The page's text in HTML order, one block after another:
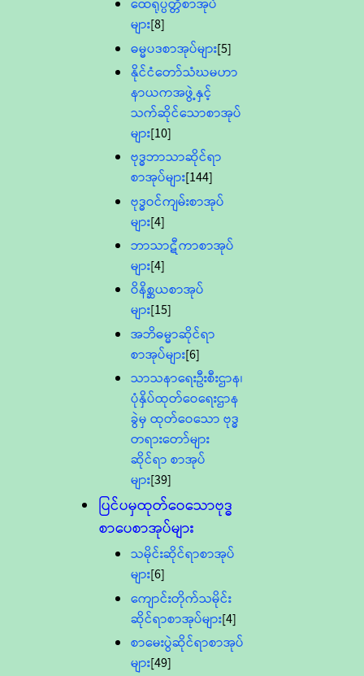
ထေရုပ္ပတ္တိစာအုပ်
များ[8]
ဓမ္မပဒစာအုပ်များ[5]
နိုင်ငံတော်သံဃမဟာ
နာယကအဖွဲ့နှင့်
သက်ဆိုင်သောစာအုပ်
များ[10]
ဗုဒ္ဓဘာသာဆိုင်ရာ
စာအုပ်များ[144]
ဗုဒ္ဓဝင်ကျမ်းစာအုပ်
များ[4]
ဘာသာဋီကာစာအုပ်
များ[4]
ဝိနိစ္ဆယစာအုပ်
များ[15]
အဘိဓမ္မာဆိုင်ရာ
စာအုပ်များ[6]
သာသနာရေးဦးစီးဌာန၊
ပုံနှိပ်ထုတ်ဝေရေးဌာန
ခွဲမှ ထုတ်ဝေသော ဗုဒ္ဓ
တရားတော်များ
ဆိုင်ရာ စာအုပ်
များ[39]
ပြင်ပမှထုတ်ဝေသောဗုဒ္ဓ
စာပေစာအုပ်များ
သမိုင်းဆိုင်ရာစာအုပ်
များ[6]
ကျောင်းတိုက်သမိုင်း
ဆိုင်ရာစာအုပ်များ[4]
စာမေးပွဲဆိုင်ရာစာအုပ်
များ[49]